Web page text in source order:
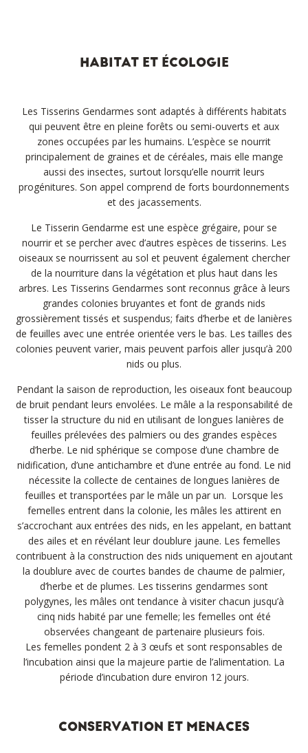
HABITAT ET ÉCOLOGIE
Les Tisserins Gendarmes sont adaptés à différents habitats
qui peuvent être en pleine forêts ou semi-ouverts et aux
zones occupées par les humains. L’espèce se nourrit
principalement de graines et de céréales, mais elle mange
aussi des insectes, surtout lorsqu’elle nourrit leurs
progénitures. Son appel comprend de forts bourdonnements
et des jacassements.
Le Tisserin Gendarme est une espèce grégaire, pour se
nourrir et se percher avec d’autres espèces de tisserins. Les
oiseaux se nourrissent au sol et peuvent également chercher
de la nourriture dans la végétation et plus haut dans les
arbres. Les Tisserins Gendarmes sont reconnus grâce à leurs
grandes colonies bruyantes et font de grands nids
grossièrement tissés et suspendus; faits d’herbe et de lanières
de feuilles avec une entrée orientée vers le bas. Les tailles des
colonies peuvent varier, mais peuvent parfois aller jusqu’à 200
nids ou plus.
Pendant la saison de reproduction, les oiseaux font beaucoup
de bruit pendant leurs envolées. Le mâle a la responsabilité de
tisser la structure du nid en utilisant de longues lanières de
feuilles prélevées des palmiers ou des grandes espèces
d’herbe. Le nid sphérique se compose d’une chambre de
nidification, d’une antichambre et d’une entrée au fond. Le nid
nécessite la collecte de centaines de longues lanières de
feuilles et transportées par le mâle un par un. Lorsque les
femelles entrent dans la colonie, les mâles les attirent en
s’accrochant aux entrées des nids, en les appelant, en battant
des ailes et en révélant leur doublure jaune. Les femelles
contribuent à la construction des nids uniquement en ajoutant
la doublure avec de courtes bandes de chaume de palmier,
d’herbe et de plumes. Les tisserins gendarmes sont
polygynes, les mâles ont tendance à visiter chacun jusqu’à
cinq nids habité par une femelle; les femelles ont été
observées changeant de partenaire plusieurs fois.
Les femelles pondent 2 à 3 œufs et sont responsables de
l’incubation ainsi que la majeure partie de l’alimentation. La
période d’incubation dure environ 12 jours.
CONSERVATION ET MENACES